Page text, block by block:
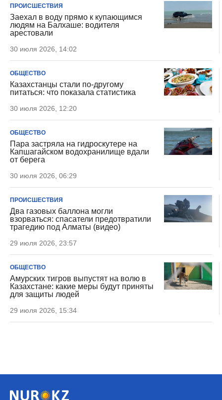
ПРОИСШЕСТВИЯ
Заехал в воду прямо к купающимся
людям на Балхаше: водителя
арестовали
30 июля 2026, 14:02
ОБЩЕСТВО
Казахстанцы стали по-другому
питаться: что показала статистика
30 июля 2026, 12:20
ОБЩЕСТВО
Пара застряла на гидроскутере на
Капшагайском водохранилище вдали
от берега
30 июля 2026, 06:29
ПРОИСШЕСТВИЯ
Два газовых баллона могли
взорваться: спасатели предотвратили
трагедию под Алматы (видео)
29 июля 2026, 23:57
ОБЩЕСТВО
Амурских тигров выпустят на волю в
Казахстане: какие меры будут приняты
для защиты людей
29 июля 2026, 15:34